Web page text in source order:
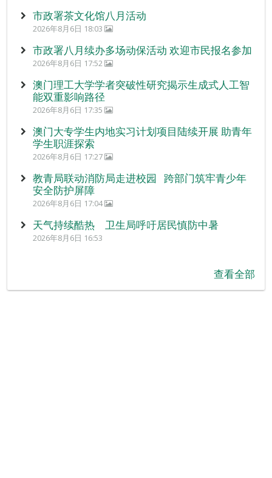
市政署茶文化馆八月活动
2026年8月6日 18:03
市政署八月续办多场动保活动 欢迎市民报名参加
2026年8月6日 17:52
澳门理工大学学者突破性研究揭示生成式人工智
能双重影响路径
2026年8月6日 17:35
澳门大专学生内地实习计划项目陆续开展 助青年
学生职涯探索
2026年8月6日 17:27
教青局联动消防局走进校园 跨部门筑牢青少年
安全防护屏障
2026年8月6日 17:04
天气持续酷热 卫生局呼吁居民慎防中暑
2026年8月6日 16:53
查看全部